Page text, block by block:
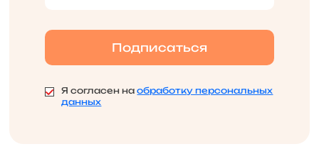
Я согласен наобработку персональных
данных